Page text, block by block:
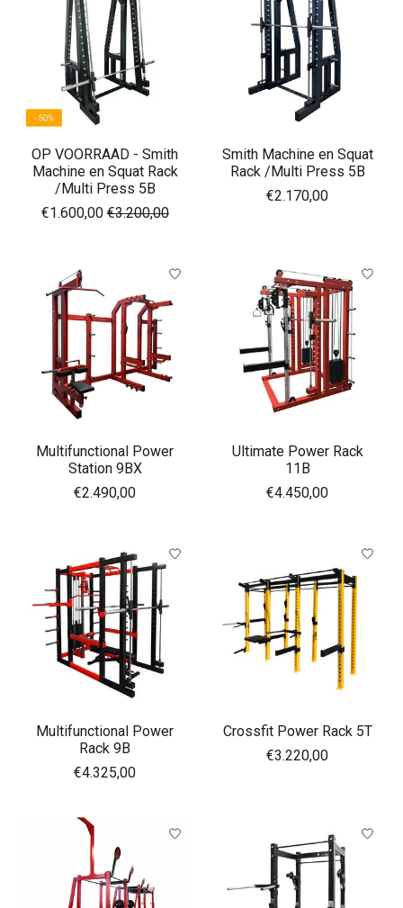
OP VOORRAAD - Smith
Machine en Squat Rack
/Multi Press 5B
€1.600,00 €3.200,00
Smith Machine en Squat
Rack /Multi Press 5B
€2.170,00
Multifunctional Power
Station 9BX
€2.490,00
Ultimate Power Rack
11B
€4.450,00
Multifunctional Power
Rack 9B
€4.325,00
Crossfit Power Rack 5T
€3.220,00